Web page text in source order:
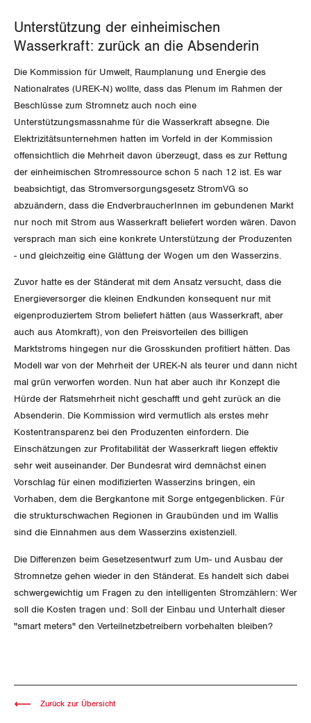
Präsidialausschuss
KANTONALE BÜNDE
Aargau
Beide Basel
Bern
Freiburg
Jura
Luzern
Neuenburg
Nidwalden
Obwalden
Schaffhausen
Solothurn
Tessin
Thurgau
OFFENE STELLEN
Medienmitteilungen
Dossier
Vernehmlassungen
Bücher/Broschüren
Blog Daniel Lampart
Der Europa-Blog
Kontakt
Unterstützung der einheimischen
Wasserkraft: zurück an die Absenderin
Die Kommission für Umwelt, Raumplanung und Energie des
Nationalrates (UREK-N) wollte, dass das Plenum im Rahmen der
Beschlüsse zum Stromnetz auch noch eine
Unterstützungsmassnahme für die Wasserkraft absegne. Die
Elektrizitätsunternehmen hatten im Vorfeld in der Kommission
offensichtlich die Mehrheit davon überzeugt, dass es zur Rettung
der einheimischen Stromressource schon 5 nach 12 ist. Es war
beabsichtigt, das Stromversorgungsgesetz StromVG so
abzuändern, dass die EndverbraucherInnen im gebundenen Markt
nur noch mit Strom aus Wasserkraft beliefert worden wären. Davon
versprach man sich eine konkrete Unterstützung der Produzenten
- und gleichzeitig eine Glättung der Wogen um den Wasserzins.
Zuvor hatte es der Ständerat mit dem Ansatz versucht, dass die
Energieversorger die kleinen Endkunden konsequent nur mit
eigenproduziertem Strom beliefert hätten (aus Wasserkraft, aber
auch aus Atomkraft), von den Preisvorteilen des billigen
Marktstroms hingegen nur die Grosskunden profitiert hätten. Das
Modell war von der Mehrheit der UREK-N als teurer und dann nicht
mal grün verworfen worden. Nun hat aber auch ihr Konzept die
Hürde der Ratsmehrheit nicht geschafft und geht zurück an die
Absenderin. Die Kommission wird vermutlich als erstes mehr
Kostentransparenz bei den Produzenten einfordern. Die
Einschätzungen zur Profitabilität der Wasserkraft liegen effektiv
sehr weit auseinander. Der Bundesrat wird demnächst einen
Vorschlag für einen modifizierten Wasserzins bringen, ein
Vorhaben, dem die Bergkantone mit Sorge entgegenblicken. Für
die strukturschwachen Regionen in Graubünden und im Wallis
sind die Einnahmen aus dem Wasserzins existenziell.
Die Differenzen beim Gesetzesentwurf zum Um- und Ausbau der
Stromnetze gehen wieder in den Ständerat. Es handelt sich dabei
schwergewichtig um Fragen zu den intelligenten Stromzählern: Wer
soll die Kosten tragen und: Soll der Einbau und Unterhalt dieser
"smart meters" den Verteilnetzbetreibern vorbehalten bleiben?
Zurück zur Übersicht